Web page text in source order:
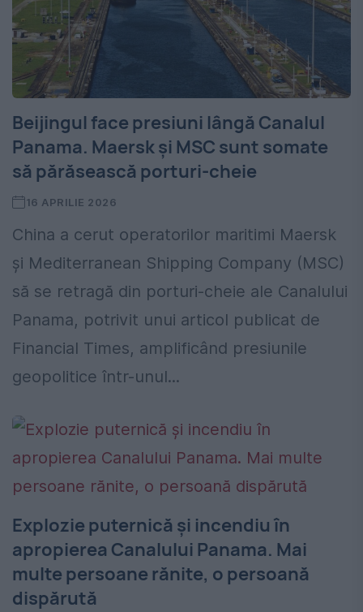
Beijingul face presiuni lângă Canalul
Panama. Maersk și MSC sunt somate
să părăsească porturi-cheie
16 APRILIE 2026
China a cerut operatorilor maritimi Maersk
și Mediterranean Shipping Company (MSC)
să se retragă din porturi-cheie ale Canalului
Panama, potrivit unui articol publicat de
Financial Times, amplificând presiunile
geopolitice într-unul...
Explozie puternică și incendiu în
apropierea Canalului Panama. Mai
multe persoane rănite, o persoană
dispărută